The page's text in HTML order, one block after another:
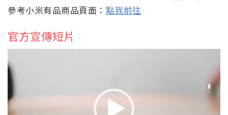
參考小米有品商品頁面： 點我前往
官方宣傳短片
訊
播
放
器